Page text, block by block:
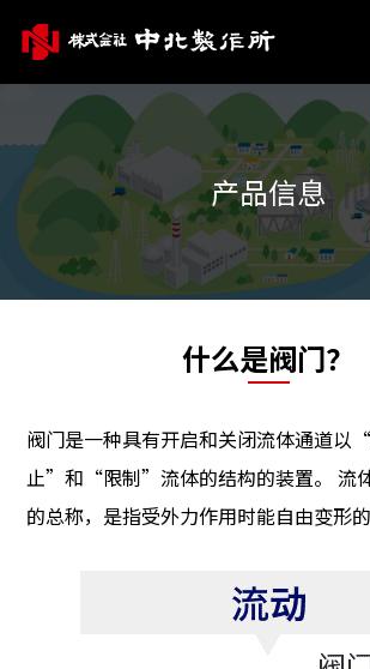
产品信息
什么是阀门？
阀门是一种具有开启和关闭流体通道
止”和“限制”流体的结构的装置。 流
的总称，是指受外力作用时能自由变形的